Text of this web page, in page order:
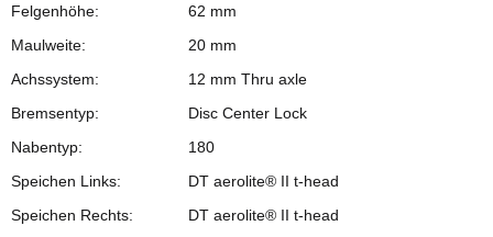
Felgenhöhe:
62 mm
Maulweite:
20 mm
Achssystem:
12 mm Thru axle
Bremsentyp:
Disc Center Lock
Nabentyp:
180
Speichen Links:
DT aerolite® II t-head
Speichen Rechts:
DT aerolite® II t-head